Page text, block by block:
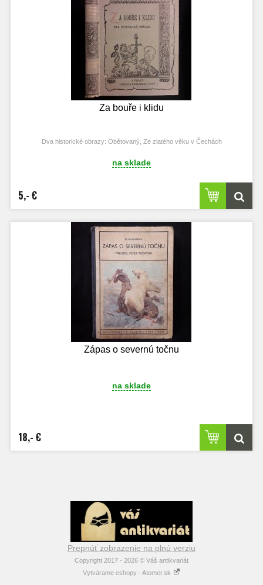
Za bouře i klidu
Dva historické obrazy: Obětovaný, Ze zlatého věku v Čechách
na sklade
5,- €
Zápas o severnú točnu
na sklade
18,- €
Prepnúť zobrazenie na plnú verziu
Copyright 2017 - 2026 © Váš antikvariát
Vytvárame eshopy - Atomer.sk